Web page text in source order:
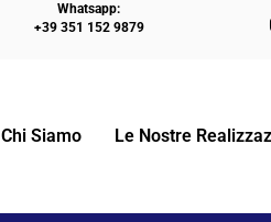
Whatsapp:
+39 351 152 9879
Chi Siamo Le Nostre